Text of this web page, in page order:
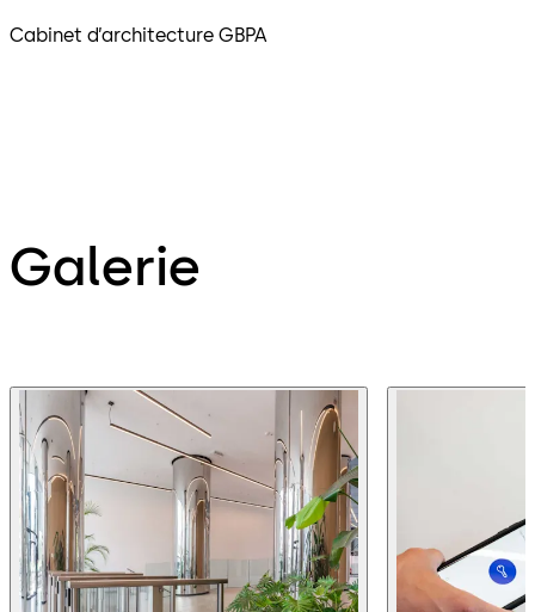
Cabinet d’architecture GBPA
Galerie